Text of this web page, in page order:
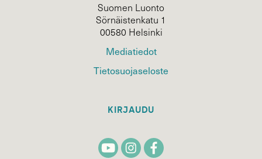
Suomen Luonto
Sörnäistenkatu 1
00580 Helsinki
Mediatiedot
Tietosuojaseloste
KIRJAUDU